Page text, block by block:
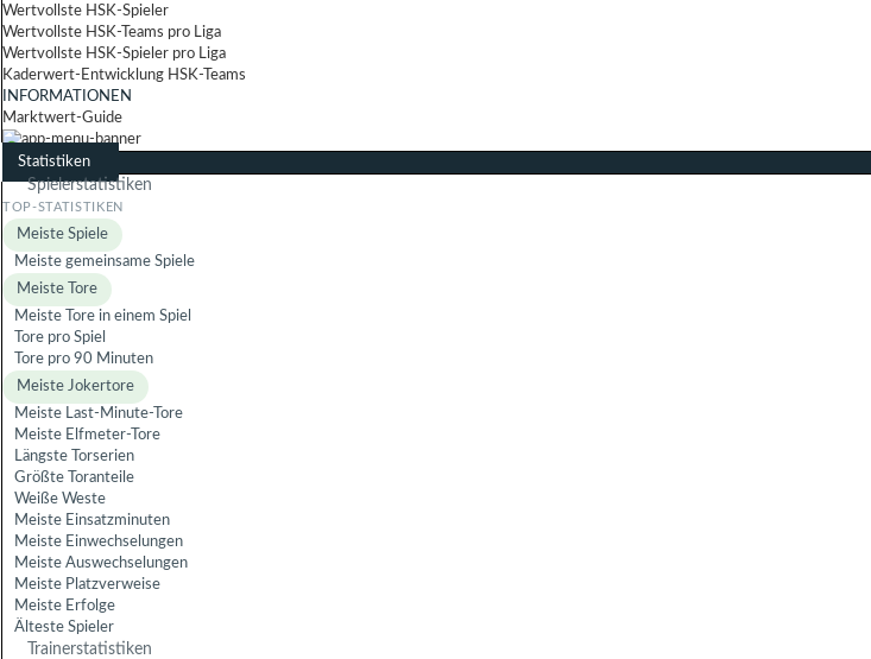
Wertvollste HSK-Spieler
Wertvollste HSK-Teams pro Liga
Wertvollste HSK-Spieler pro Liga
Kaderwert-Entwicklung HSK-Teams
INFORMATIONEN
Marktwert-Guide
Statistiken
Spielerstatistiken
Meiste Spiele
Meiste gemeinsame Spiele
Meiste Tore
Meiste Tore in einem Spiel
Tore pro Spiel
Tore pro 90 Minuten
Meiste Jokertore
Meiste Last-Minute-Tore
Meiste Elfmeter-Tore
Längste Torserien
Größte Toranteile
Weiße Weste
Meiste Einsatzminuten
Meiste Einwechselungen
Meiste Auswechselungen
Meiste Platzverweise
Meiste Erfolge
Älteste Spieler
Trainerstatistiken